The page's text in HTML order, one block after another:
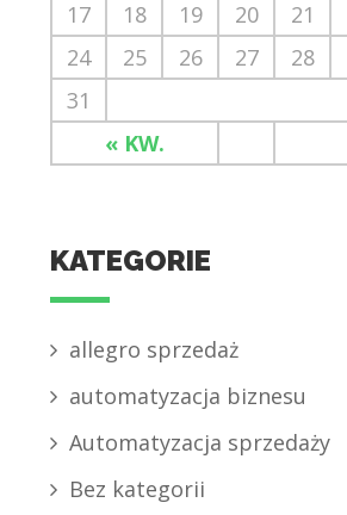
« KW.
17
18 19 20 21
24
25 26 27 28
31
KATEGORIE
allegro sprzedaż
automatyzacja biznesu
Automatyzacja sprzedaży
Bez kategorii